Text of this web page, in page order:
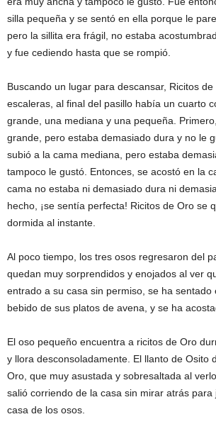
silla pequeña y se sentó en ella porque le
pero la sillita era frágil, no estaba
y fue cediendo hasta que se rompió.
Buscando un lugar para descansar, Ricitos
escaleras, al final del pasillo había un cuarto
grande, una mediana y una pequeña.
grande, pero estaba demasiado dura y no le
subió a la cama mediana, pero estaba
tampoco le gustó. Entonces, se acostó en la
cama no estaba ni demasiado dura ni
hecho, ¡se sentía perfecta! Ricitos de Oro se
dormida al instante.
Al poco tiempo, los tres osos regresaron del
quedan muy sorprendidos y enojados al ver
entrado a su casa sin permiso, se ha sentado
bebido de sus platos de avena, y se ha
El oso pequeño encuentra a ricitos de Oro
y llora desconsoladamente. El llanto de Osito
Oro, que muy asustada y sobresaltada al
salió corriendo de la casa sin mirar atrás
casa de los osos.